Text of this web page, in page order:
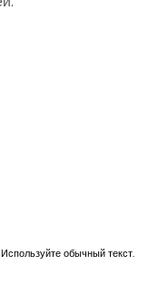
обычный текст.